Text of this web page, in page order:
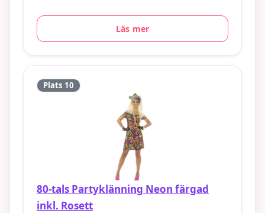
Läs mer
Plats 10
80-tals Partyklänning Neon färgad
inkl. Rosett